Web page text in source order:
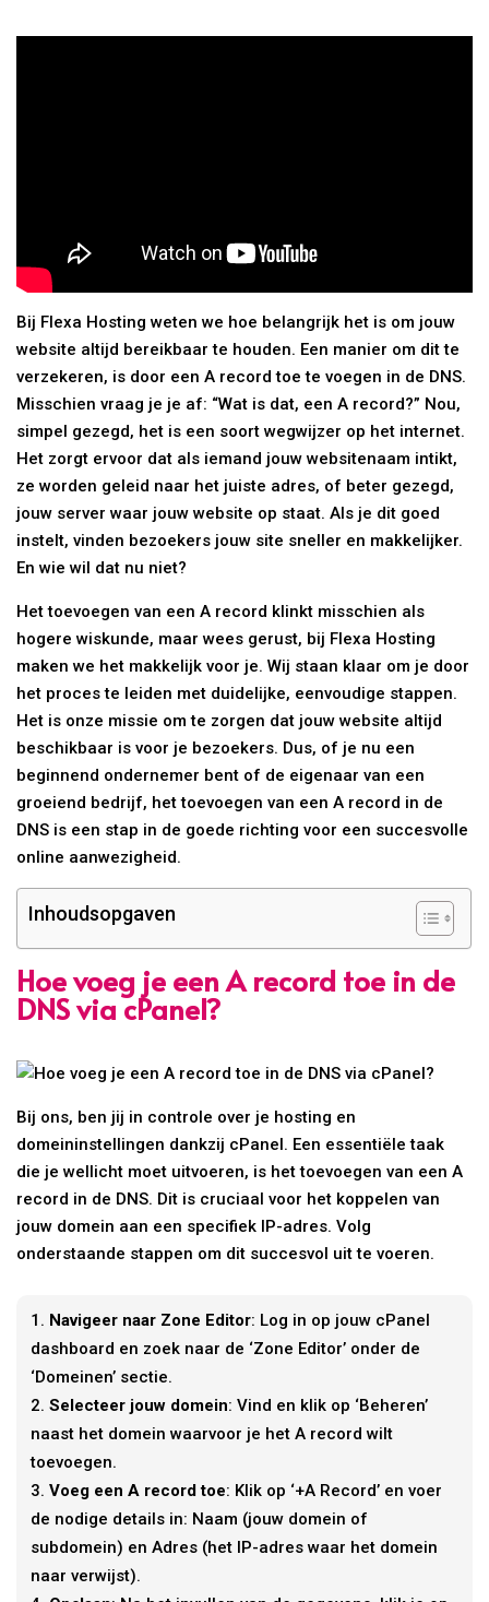
Bij Flexa Hosting weten we hoe belangrijk het is om jouw
website altijd bereikbaar te houden. Een manier om dit te
verzekeren, is door een A record toe te voegen in de DNS.
Misschien vraag je je af: “Wat is dat, een A record?” Nou,
simpel gezegd, het is een soort wegwijzer op het internet.
Het zorgt ervoor dat als iemand jouw websitenaam intikt,
ze worden geleid naar het juiste adres, of beter gezegd,
jouw server waar jouw website op staat. Als je dit goed
instelt, vinden bezoekers jouw site sneller en makkelijker.
En wie wil dat nu niet?
Het toevoegen van een A record klinkt misschien als
hogere wiskunde, maar wees gerust, bij Flexa Hosting
maken we het makkelijk voor je. Wij staan klaar om je door
het proces te leiden met duidelijke, eenvoudige stappen.
Het is onze missie om te zorgen dat jouw website altijd
beschikbaar is voor je bezoekers. Dus, of je nu een
beginnend ondernemer bent of de eigenaar van een
groeiend bedrijf, het toevoegen van een A record in de
DNS is een stap in de goede richting voor een succesvolle
online aanwezigheid.
Inhoudsopgaven
Hoe voeg je een A record toe in de
DNS via cPanel?
Bij ons, ben jij in controle over je hosting en
domeininstellingen dankzij cPanel. Een essentiële taak
die je wellicht moet uitvoeren, is het toevoegen van een A
record in de DNS. Dit is cruciaal voor het koppelen van
jouw domein aan een specifiek IP-adres. Volg
onderstaande stappen om dit succesvol uit te voeren.
Navigeer naar Zone Editor: Log in op jouw cPanel
dashboard en zoek naar de ‘Zone Editor’ onder de
‘Domeinen’ sectie.
Selecteer jouw domein: Vind en klik op ‘Beheren’
naast het domein waarvoor je het A record wilt
toevoegen.
Voeg een A record toe: Klik op ‘+A Record’ en voer
de nodige details in: Naam (jouw domein of
subdomein) en Adres (het IP-adres waar het domein
naar verwijst).